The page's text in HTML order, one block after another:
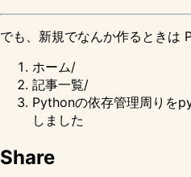
でも、新規でなんか作るときは
ホーム/
記事一覧/
Pythonの依存管理周りを
しました
Share